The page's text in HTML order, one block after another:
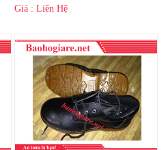
Giá : Liên Hệ